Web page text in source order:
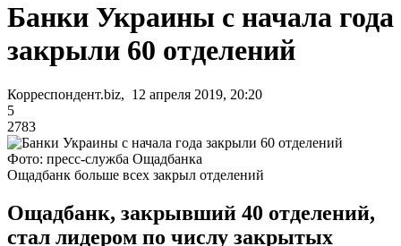
Банки Украины с начала года
закрыли 60 отделений
Корреспондент.biz, 12 апреля 2019, 20:20
5
2783
Фото: пресс-служба Ощадбанка
Ощадбанк больше всех закрыл отделений
Ощадбанк, закрывший 40 отделений,
стал лидером по числу закрытых